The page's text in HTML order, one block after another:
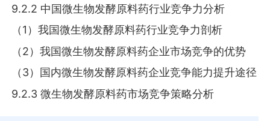
9.2.2 中国微生物发酵原料药行业竞争力分析
（1）我国微生物发酵原料药行业竞争力剖析
（2）我国微生物发酵原料药企业市场竞争的优势
（3）国内微生物发酵原料药企业竞争能力提升途径
9.2.3 微生物发酵原料药市场竞争策略分析